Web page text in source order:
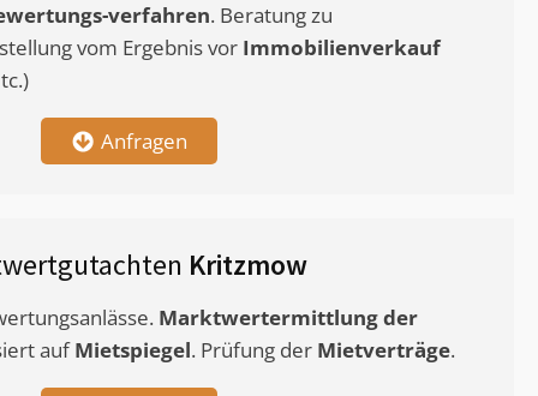
verfahren. Beratung zu
vom Ergebnis vor Immobilienverkauf
Anfragen
Kritzmow
Marktwertermittlungder
aufMietspiegel. Prüfung der Mietverträge.